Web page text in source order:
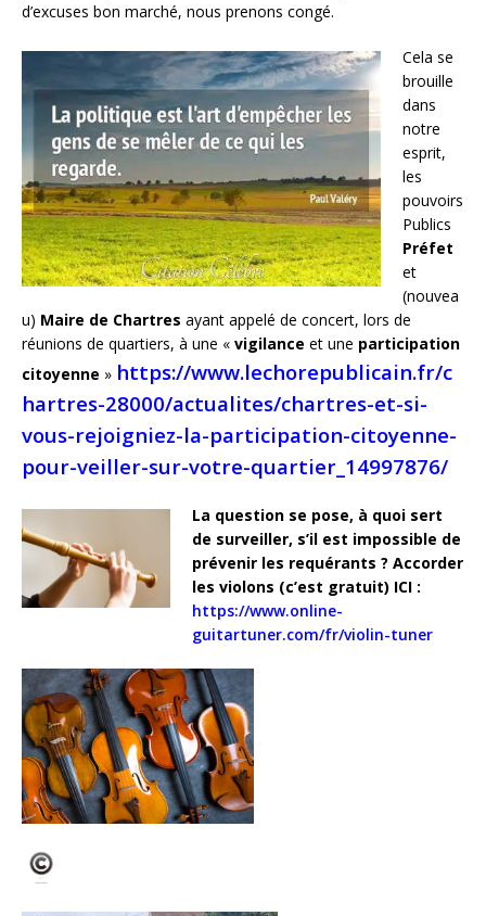
d’excuses bon marché, nous prenons congé.
Cela se
brouille
dans
notre
esprit,
les
pouvoirs
Publics
Préfet
et
(nouvea
u) Maire de Chartres ayant appelé de concert, lors de
réunions de quartiers, à une « vigilance et une participation
citoyenne » https://www.lechorepublicain.fr/c
hartres-28000/actualites/chartres-et-si-
vous-rejoigniez-la-participation-citoyenne-
pour-veiller-sur-votre-quartier_14997876/
La question se pose, à quoi sert
de surveiller, s’il est impossible de
prévenir les requérants ? Accorder
les violons (c’est gratuit) ICI :
https://www.online-
guitartuner.com/fr/violin-tuner